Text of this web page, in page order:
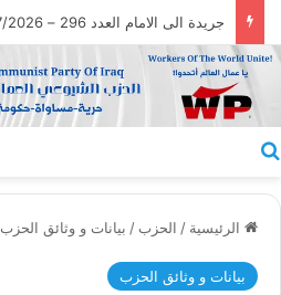
جريدة الى الامام العدد 296 – 28/07/2026
الرئيسية / الحزب / بيانات و وثائق الحزب
بيانات و وثائق الحزب